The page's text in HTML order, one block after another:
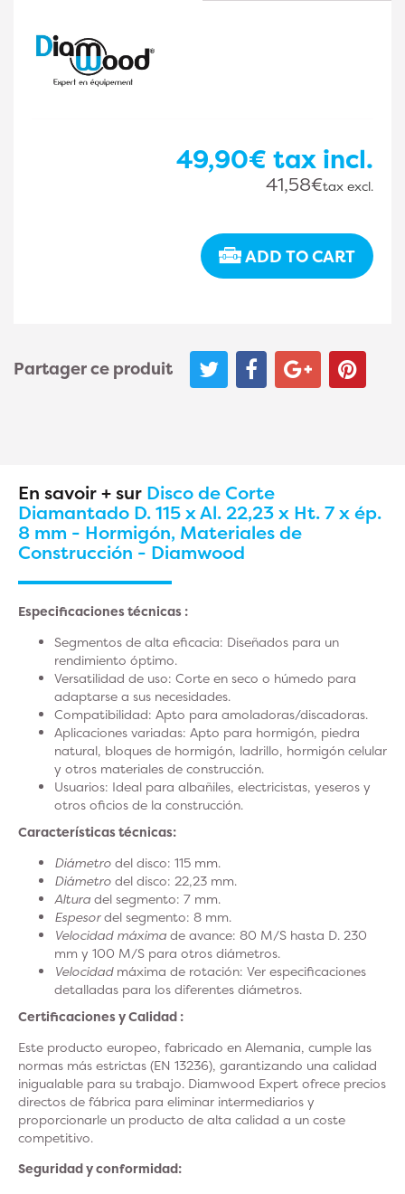
49,90€ tax incl.
41,58€tax excl.
ADD TO CART
Partager ce produit
En savoir + sur Disco de Corte
Diamantado D. 115 x Al. 22,23 x Ht. 7 x ép.
8 mm - Hormigón, Materiales de
Construcción - Diamwood
Especificaciones técnicas :
Segmentos de alta eficacia: Diseñados para un
rendimiento óptimo.
Versatilidad de uso: Corte en seco o húmedo para
adaptarse a sus necesidades.
Compatibilidad: Apto para amoladoras/discadoras.
Aplicaciones variadas: Apto para hormigón, piedra
natural, bloques de hormigón, ladrillo, hormigón celular
y otros materiales de construcción.
Usuarios: Ideal para albañiles, electricistas, yeseros y
otros oficios de la construcción.
Características técnicas:
Diámetro del disco: 115 mm.
Diámetro del disco: 22,23 mm.
Altura del segmento: 7 mm.
Espesordel segmento: 8 mm.
Velocidad máxima de avance: 80 M/S hasta D. 230
mm y 100 M/S para otros diámetros.
Velocidadmáxima de rotación: Ver especificaciones
detalladas para los diferentes diámetros.
Certificaciones y Calidad :
Este producto europeo, fabricado en Alemania, cumple las
normas más estrictas (EN 13236), garantizando una calidad
inigualable para su trabajo. Diamwood Expert ofrece precios
directos de fábrica para eliminar intermediarios y
proporcionarle un producto de alta calidad a un coste
competitivo.
Seguridad y conformidad: